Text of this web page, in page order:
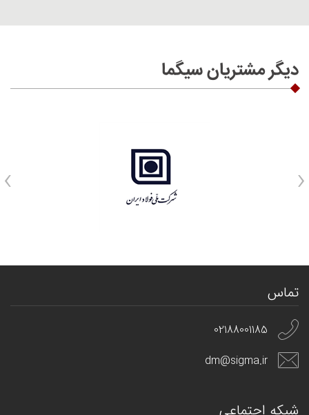
دیگر مشتریان سیگما
‹
›
تماس
02188001185
dm@sigma.ir
شبکه اجتماعی